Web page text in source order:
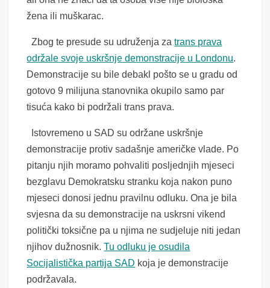
žena ili muškarac.
Zbog te presude su udruženja zatrans prava
održale svoje uskršnje demonstracije u Londonu.
Demonstracije su bile debakl pošto se u gradu od
gotovo 9 milijuna stanovnika okupilo samo par
tisuća kako bi podržali trans prava.
Istovremeno u SAD su održane uskršnje
demonstracije protiv sadašnje američke vlade. Po
pitanju njih moramo pohvaliti posljednjih mjeseci
bezglavu Demokratsku stranku koja nakon puno
mjeseci donosi jednu pravilnu odluku. Ona je bila
svjesna da su demonstracije na uskrsni vikend
politički toksične pa u njima ne sudjeluje niti jedan
njihov dužnosnik.Tu odluku je osudila
Socijalistička partija SAD koja je demonstracije
podržavala.